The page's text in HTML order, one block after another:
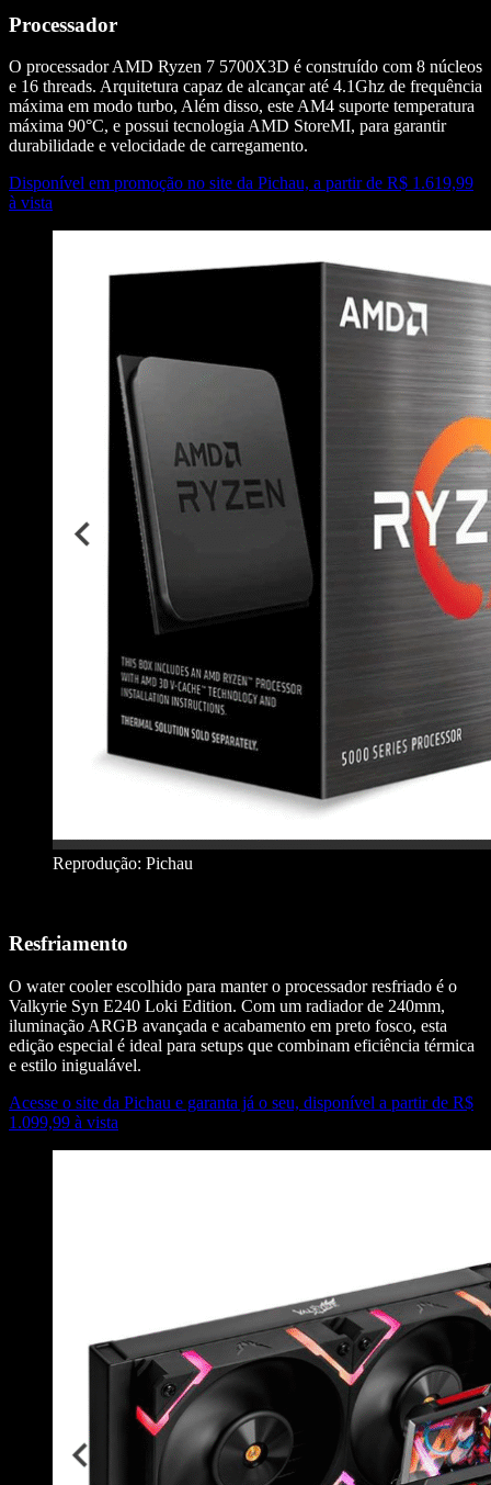
Processador
O processador AMD Ryzen 7 5700X3D é construído com 8 núcleos
e 16 threads. Arquitetura capaz de alcançar até 4.1Ghz de frequência
máxima em modo turbo, Além disso, este AM4 suporte temperatura
máxima 90°C, e possui tecnologia AMD StoreMI, para garantir
durabilidade e velocidade de carregamento.
Disponível em promoção no site da Pichau, a partir de R$ 1.619,99
à vista
Reprodução: Pichau
Resfriamento
O water cooler escolhido para manter o processador resfriado é o
Valkyrie Syn E240 Loki Edition. Com um radiador de 240mm,
iluminação ARGB avançada e acabamento em preto fosco, esta
edição especial é ideal para setups que combinam eficiência térmica
e estilo inigualável.
Acesse o site da Pichau e garanta já o seu, disponível a partir de R$
1.099,99 à vista